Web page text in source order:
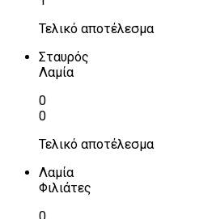
Τελικό αποτέλεσμα
Σταυρός
Λαμία
0
0
Τελικό αποτέλεσμα
Λαμία
Φιλιάτες